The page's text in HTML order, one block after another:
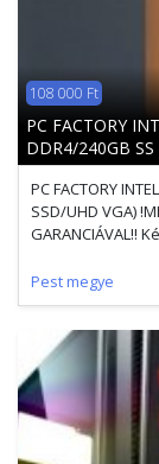
108 000 Ft
PC FACTORY
DDR4/240GB SS
PC FACTORY
SSD/UHD VGA)
GARANCIÁVAL!!
Pest megye